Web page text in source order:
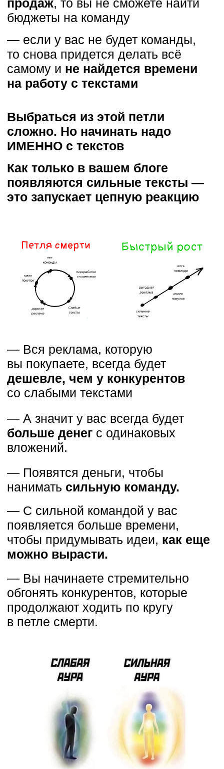
Я подробно разберу видео-
структуру своей старой статьи
и воронку, которая принесла мне
десятки клиентов
в моём личном менторстве.
За последние несколько
конверсию из совершенно
разных источников. Некоторые
формулы этих заголовком
приносят миллионы долларов
экспертам из США.
Бонус № 1. 50 убийственных
заголовков мимо которых
не пройдет ни один ваш клиент
Бонус № 2. Разбор статьи,
которая принесла мне 400.000
— Какие 5 шагов нужно пройти,
чтобы внедрить паутину
— Топ-10 микроворонок, которые
станут основой вашего блога.
— Системный контент-план
и прогнозируемые продажи.
Авторский метод
которые мешают вам продавать
— Сколько должны стоить
материалы, которые рассказывают
о системе, которая приносит мне
70.000 каждый день?
— Сколько должны стоить
у меня продают?
— Сколько стоит подробный
разбор статьи, которая принесла
мне 400.000 за несколько дней
и продолжает генерировать
— Сколько должны стоить
убийственные заголовки, которые
я использую во всех своих